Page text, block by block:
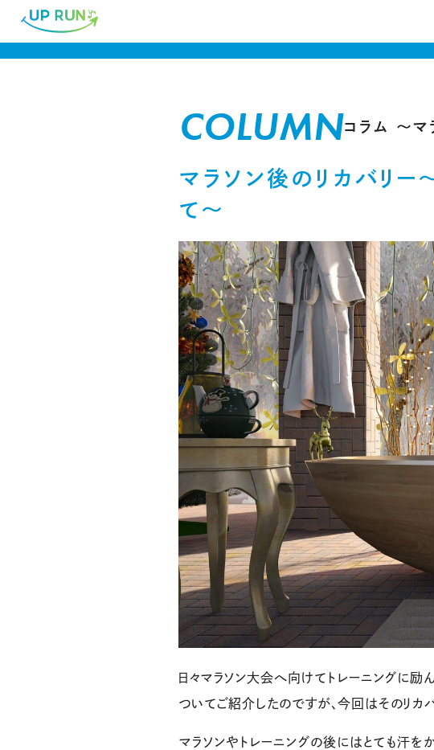
COLUMNコラム 〜マ
マラソン後のリカバリー
て～
日々マラソン大会へ向けてトレーニングに励
ついてご紹介したのですが、今回はそのリカ
マラソンやトレーニングの後にはとても汗